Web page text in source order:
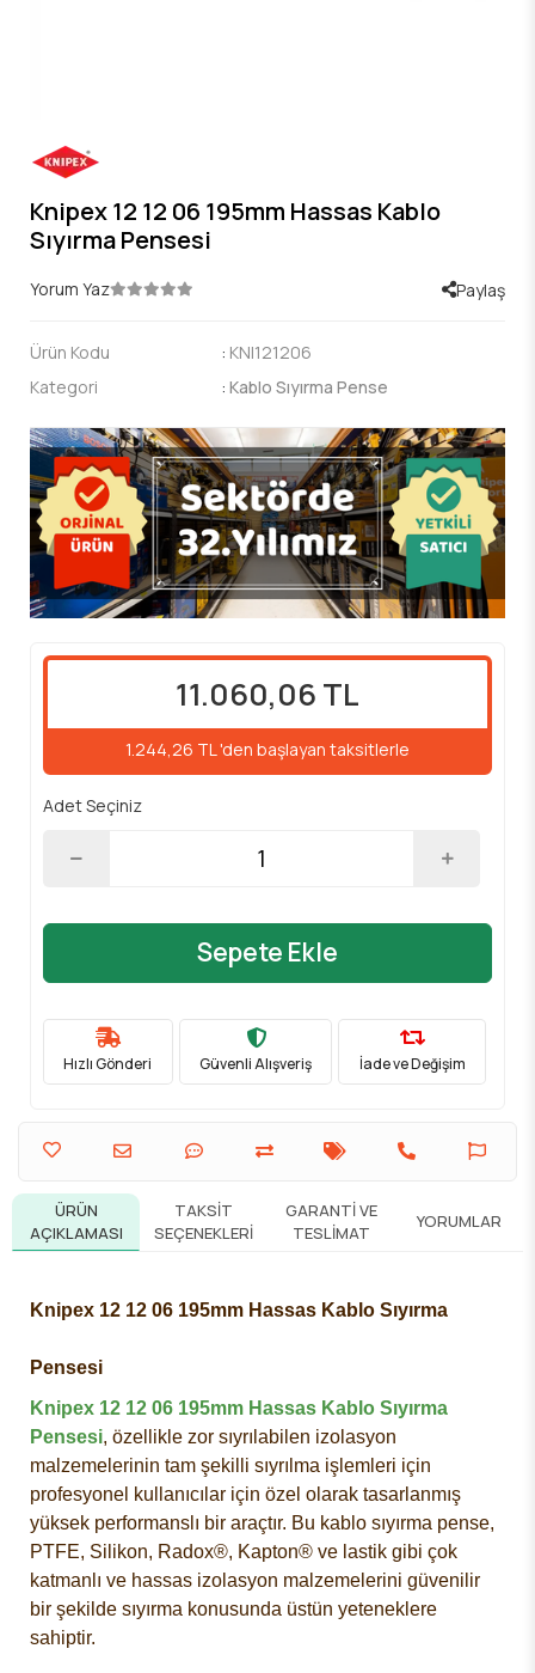
Knipex 12 12 06 195mm Hassas Kablo
Sıyırma Pensesi
Yorum Yaz Paylaş
Ürün Kodu : KNI121206
Kategori
: Kablo Sıyırma Pense
11.060,06 TL
1.244,26 TL 'den başlayan taksitlerle
Adet Seçiniz
Sepete Ekle
Hızlı Gönderi Güvenli Alışveriş İade ve Değişim
ÜRÜN
AÇIKLAMASI
TAKSIT
SEÇENEKLERI
GARANTI VE
TESLIMAT
YORUMLAR
Knipex 12 12 06 195mm Hassas Kablo Sıyırma
Pensesi
Knipex 12 12 06 195mm Hassas Kablo Sıyırma
Pensesi, özellikle zor sıyrılabilen izolasyon
malzemelerinin tam şekilli sıyrılma işlemleri için
profesyonel kullanıcılar için özel olarak tasarlanmış
yüksek performanslı bir araçtır. Bu kablo sıyırma pense,
PTFE, Silikon, Radox®, Kapton® ve lastik gibi çok
katmanlı ve hassas izolasyon malzemelerini güvenilir
bir şekilde sıyırma konusunda üstün yeteneklere
sahiptir.